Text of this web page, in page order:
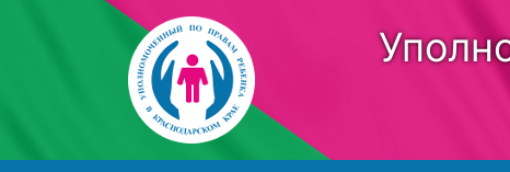
Skip to main content